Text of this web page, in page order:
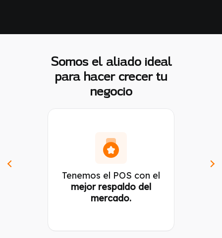
Somos el aliado ideal
para hacer crecer tu
negocio
Tenemos el POS con el
mejor respaldo del
mercado.